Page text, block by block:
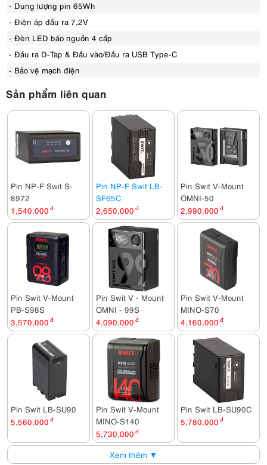
- Dung lượng pin 65Wh
- Điện áp đầu ra 7,2V
- Đèn LED báo nguồn 4 cấp
- Đầu ra D-Tap & Đầu vào/Đầu ra USB Type-C
- Bảo vệ mạch điện
Sản phẩm liên quan
Pin NP-F Swit S-
8972
1,540,000 đ
Pin NP-F Swit LB-
SF65C
2,650,000 đ
Pin Swit V-Mount
OMNI-50
2,990,000 đ
Pin Swit V-Mount
PB-S98S
3,570,000 đ
Pin Swit V - Mount
OMNI - 99S
4,090,000 đ
Pin Swit V-Mount
MINO-S70
4,160,000 đ
Pin Swit LB-SU90
5,560,000 đ
Pin Swit V-Mount
MINO-S140
5,730,000 đ
Pin Swit LB-SU90C
5,780,000 đ
Xem thêm ▼